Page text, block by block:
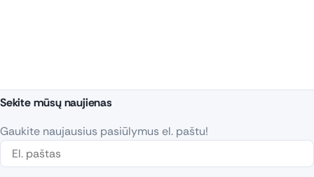
Sekite mūsų naujienas
Gaukite naujausius pasiūlymus el. paštu!